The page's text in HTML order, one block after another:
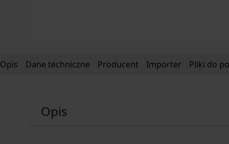
Opis Dane techniczne Producent Importer Pliki do
Opis